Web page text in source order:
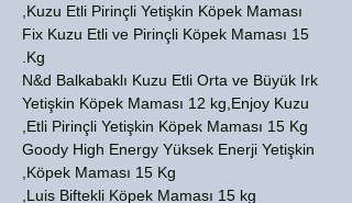
Kuzu Etli Pirinçli Yetişkin Köpek Maması,
Fix Kuzu Etli ve Pirinçli Köpek Maması 15
Kg.
N&d Balkabaklı Kuzu Etli Orta ve Büyük Irk
Yetişkin Köpek Maması 12 kg,Enjoy Kuzu
Etli Pirinçli Yetişkin Köpek Maması 15 Kg,
Goody High Energy Yüksek Enerji Yetişkin
Köpek Maması 15 Kg,
Luis Biftekli Köpek Maması 15 kg,